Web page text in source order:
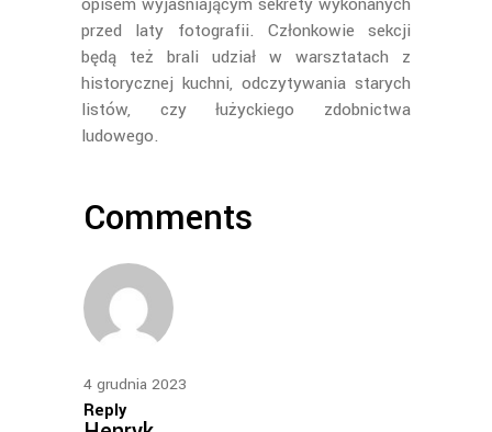
przed laty fotografii. Członkowie sekcji
będą też brali udział w warsztatach z
historycznej kuchni, odczytywania starych
listów, czy łużyckiego zdobnictwa
ludowego.
Comments
4 grudnia 2023
Reply